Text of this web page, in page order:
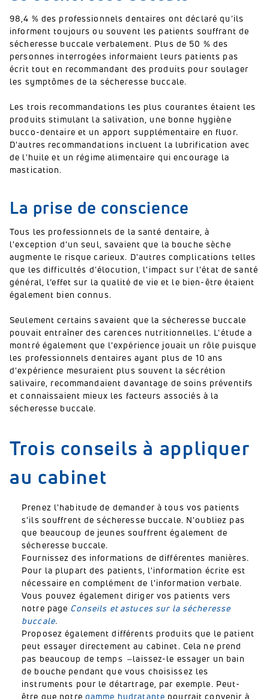
98,4 % des professionnels dentaires ont déclaré qu'ils
informent toujours ou souvent les patients souffrant de
sécheresse buccale verbalement. Plus de 50 % des
personnes interrogées informaient leurs patients pas
écrit tout en recommandant des produits pour soulager
les symptômes de la sécheresse buccale.
Les trois recommandations les plus courantes étaient les
produits stimulant la salivation, une bonne hygiène
bucco-dentaire et un apport supplémentaire en fluor.
D'autres recommandations incluent la lubrification avec
de l'huile et un régime alimentaire qui encourage la
mastication.
La prise de conscience
Tous les professionnels de la santé dentaire, à
l'exception d'un seul, savaient que la bouche sèche
augmente le risque carieux. D'autres complications telles
que les difficultés d'élocution, l'impact sur l'état de santé
général, l’effet sur la qualité de vie et le bien-être étaient
également bien connus.
Seulement certains savaient que la sécheresse buccale
pouvait entraîner des carences nutritionnelles. L'étude a
montré également que l'expérience jouait un rôle puisque
les professionnels dentaires ayant plus de 10 ans
d'expérience mesuraient plus souvent la sécrétion
salivaire, recommandaient davantage de soins préventifs
et connaissaient mieux les facteurs associés à la
sécheresse buccale.
Trois conseils à appliquer
au cabinet
Prenez l'habitude de demander à tous vos patients
s'ils souffrent de sécheresse buccale. N'oubliez pas
que beaucoup de jeunes souffrent également de
sécheresse buccale.
Fournissez des informations de différentes manières.
Pour la plupart des patients, l'information écrite est
nécessaire en complément de l'information verbale.
Vous pouvez également diriger vos patients vers
notre page Conseils et astuces sur la sécheresse
buccale.
Proposez également différents produits que le patient
peut essayer directement au cabinet. Cela ne prend
pas beaucoup de temps ̶ laissez-le essayer un bain
de bouche pendant que vous choisissez les
instruments pour le détartrage, par exemple. Peut-
être que notre gamme hydratante pourrait convenir à